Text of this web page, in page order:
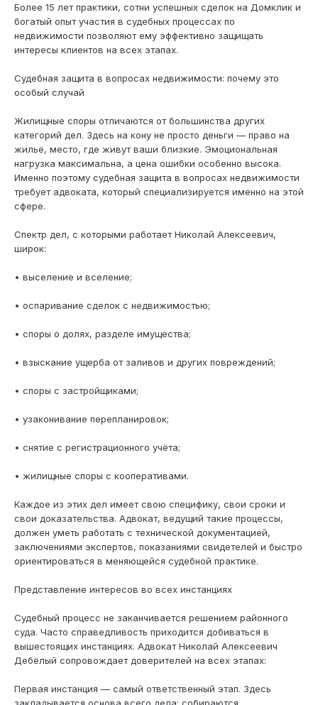
Более 15 лет практики, сотни успешных сделок на Домклик и
богатый опыт участия в судебных процессах по
недвижимости позволяют ему эффективно защищать
интересы клиентов на всех этапах.
Судебная защита в вопросах недвижимости: почему это
особый случай
Жилищные споры отличаются от большинства других
категорий дел. Здесь на кону не просто деньги — право на
жильё, место, где живут ваши близкие. Эмоциональная
нагрузка максимальна, а цена ошибки особенно высока.
Именно поэтому судебная защита в вопросах недвижимости
требует адвоката, который специализируется именно на этой
сфере.
Спектр дел, с которыми работает Николай Алексеевич,
широк:
• выселение и вселение;
• оспаривание сделок с недвижимостью;
• споры о долях, разделе имущества;
• взыскание ущерба от заливов и других повреждений;
• споры с застройщиками;
• узаконивание перепланировок;
• снятие с регистрационного учёта;
• жилищные споры с кооперативами.
Каждое из этих дел имеет свою специфику, свои сроки и
свои доказательства. Адвокат, ведущий такие процессы,
должен уметь работать с технической документацией,
заключениями экспертов, показаниями свидетелей и быстро
ориентироваться в меняющейся судебной практике.
Представление интересов во всех инстанциях
Судебный процесс не заканчивается решением районного
суда. Часто справедливость приходится добиваться в
вышестоящих инстанциях. Адвокат Николай Алексеевич
Дебёлый сопровождает доверителей на всех этапах:
Первая инстанция — самый ответственный этап. Здесь